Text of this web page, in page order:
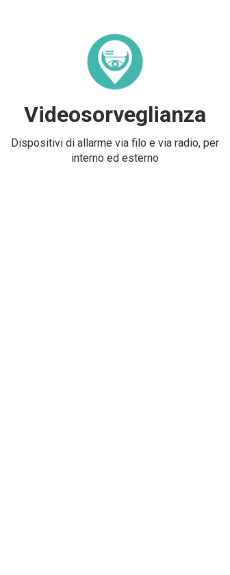
Videosorveglianza
Dispositivi di allarme via filo e via radio, per
interno ed esterno